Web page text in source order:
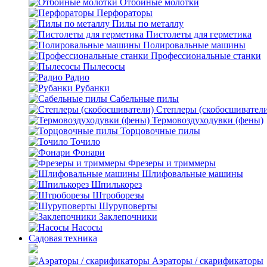
Отбойные молотки
Перфораторы
Пилы по металлу
Пистолеты для герметика
Полировальные машины
Профессиональные станки
Пылесосы
Радио
Рубанки
Сабельные пилы
Степлеры
Термовоздуходувки (фены)
Торцовочные пилы
Точило
Фонари
Фрезеры и триммеры
Шлифовальные машины
Шпилькорез
Штроборезы
Шуруповерты
Заклепочники
Насосы
Садовая техника
Аэраторы / скарификаторы